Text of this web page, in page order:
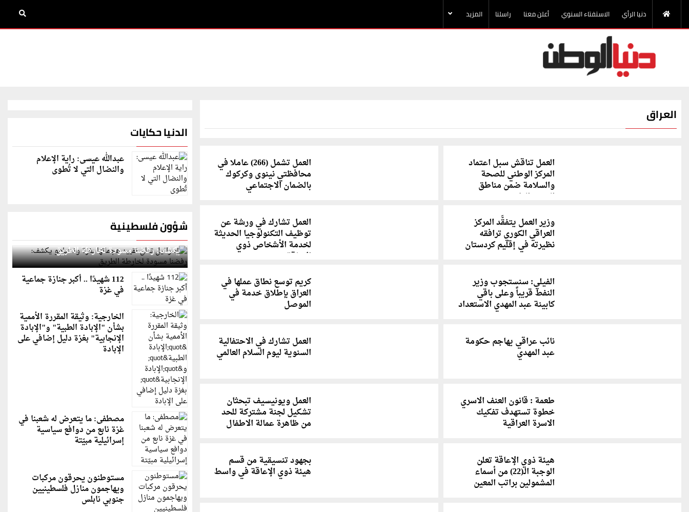
دنيا الرأي الاستفتاء السنوي أعلن معنا راسلنا المزيد
العراق
العمل تناقش سبل اعتماد
المركز الوطني للصحة
والسلامة ضمن مناطق
التدرج الطبي
العمل تشمل (266) عاملا في
محافظتي نينوى وكركوك
بالضمان الاجتماعي
وزير العمل يتفقَّد المركز
العراقي الكوري ترافقه
نظيرته في إقليم كردستان
العمل تشارك في ورشة عن
توظيف التكنولوجيا الحديثة
لخدمة الأشخاص ذوي
الإعاقة
الفيلي: سنستجوب وزير
النفط قريباً وعلى باقي
كابينة عبد المهدي الاستعداد‫
كريم توسع نطاق عملها في
العراق بإطلاق خدمة في
الموصل
نائب عراقي يهاجم حكومة
عبد المهدي
العمل تشارك في الاحتفالية
السنوية ليوم السلام العالمي
طعمة : قانون العنف الاسري
خطوة تستهدف تفكيك
الاسرة العراقية
العمل ويونيسيف تبحثان
تشكيل لجنة مشتركة للحد
من ظاهرة عمالة الاطفال
هيئة ذوي الإعاقة تعلن
الوجبة الـ(22) من أسماء
المشمولين براتب المعين
بجهود تنسيقية من قسم
هيئة ذوي الإعاقة في واسط
الدنيا حكايات
عبدالله عيسى: راية الإعلام
والنضال التي لا تُطوى
شؤون فلسطينية
إسرائيل تعلن تقييد هجماتها بغزة ونتنياهو
يكشف: رفضنا مسودة لخارطة الطريق
112 شهيدًا .. أكبر جنازة جماعية
في غزة
الخارجية: وثيقة المقررة الأممية
بشأن "الإبادة الطبية" و"الإبادة
الإنجابية" بغزة دليل إضافي على
الإبادة
مصطفى: ما يتعرض له شعبنا في
غزة نابع من دوافع سياسية
إسرائيلية مبيّتة
مستوطنون يحرقون مركبات
ويهاجمون منازل فلسطينيين
جنوبي نابلس